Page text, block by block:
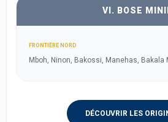
VI. BOSE
FRONTIÈRE NORD
Mboh, Ninon, Bakossi, Manehas, Bakala
DÉCOUVRIR LES